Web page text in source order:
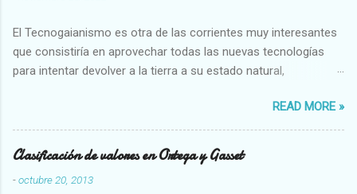
El Tecnogaianismo es otra de las corrientes muy interesantes
que consistiría en aprovechar todas las nuevas tecnologías
para intentar devolver a la tierra a su estado natural,
READ MORE »
Clasificación de valores en Ortega y Gasset
-octubre 20, 2013